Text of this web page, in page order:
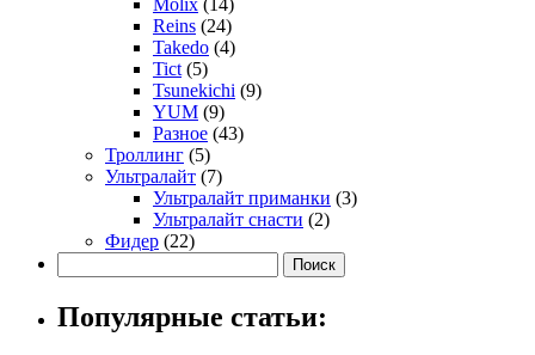
Molix (14)
Reins (24)
Takedo (4)
Tict (5)
Tsunekichi (9)
YUM (9)
Разное (43)
Троллинг (5)
Ультралайт (7)
Ультралайт приманки (3)
Ультралайт снасти (2)
Фидер (22)
Популярные статьи: